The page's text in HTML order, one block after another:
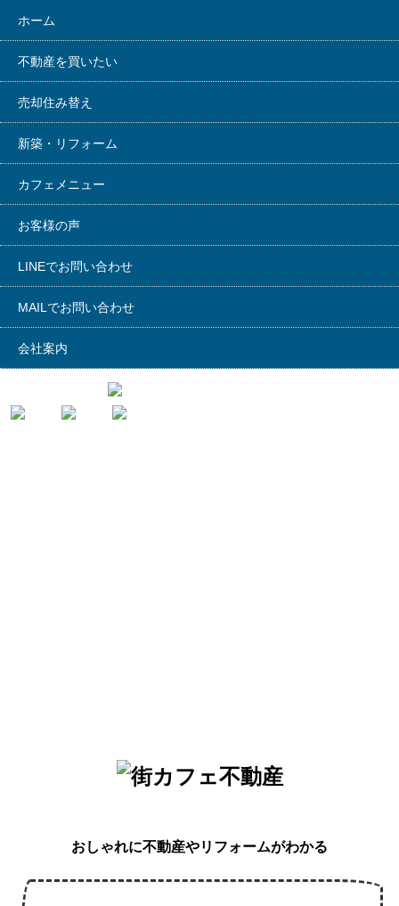
ホーム
不動産を買いたい
売却住み替え
新築・リフォーム
カフェメニュー
お客様の声
LINEでお問い合わせ
MAILでお問い合わせ
会社案内
おしゃれに不動産やリフォームがわかる